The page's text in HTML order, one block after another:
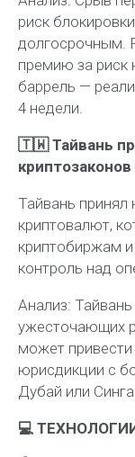
риск
долгосрочным.
премию за риск
баррель —
4 недели.
🇹🇼 Тайвань
криптозаконов
Тайвань принял
криптовалют,
криптобиржам
контроль над
Анализ:
ужесточающих
может привести
юрисдикции с
Дубай или
💻